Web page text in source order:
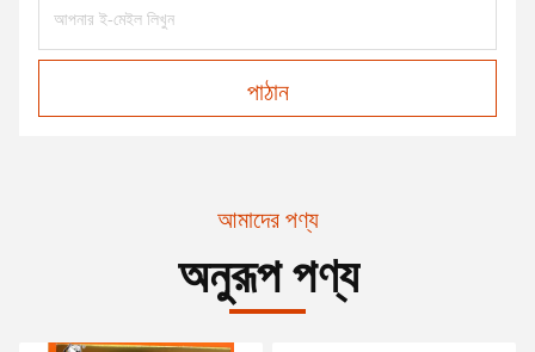
পাঠান
আমাদের পণ্য
অনুরূপ পণ্য